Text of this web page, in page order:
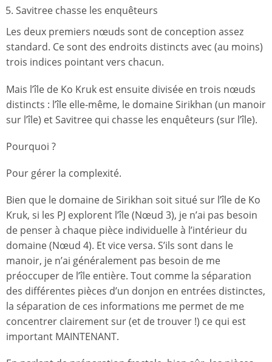
Savitree chasse les enquêteurs
Les deux premiers nœuds sont de conception assez
standard. Ce sont des endroits distincts avec (au moins)
trois indices pointant vers chacun.
Mais l’île de Ko Kruk est ensuite divisée en trois nœuds
distincts : l’île elle-même, le domaine Sirikhan (un manoir
sur l’île) et Savitree qui chasse les enquêteurs (sur l’île).
Pourquoi ?
Pour gérer la complexité.
Bien que le domaine de Sirikhan soit situé sur l’île de Ko
Kruk, si les PJ explorent l’île (Nœud 3), je n’ai pas besoin
de penser à chaque pièce individuelle à l’intérieur du
domaine (Nœud 4). Et vice versa. S’ils sont dans le
manoir, je n’ai généralement pas besoin de me
préoccuper de l’île entière. Tout comme la séparation
des différentes pièces d’un donjon en entrées distinctes,
la séparation de ces informations me permet de me
concentrer clairement sur (et de trouver !) ce qui est
important MAINTENANT.